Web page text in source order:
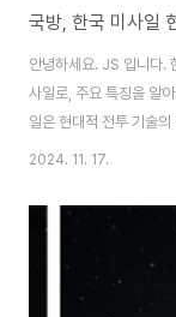
국방, 한국 미사일
안녕하세요. JS 입니다.
사일로, 주요 특징을 알
일은 현대적 전투 기술
수단으로 자리 잡고 있습
수 있는 능력을 갖추고
500km에 이르는 다양
충족시키기 위해 설계
대한 필요성을 느끼면
2024. 11. 17.